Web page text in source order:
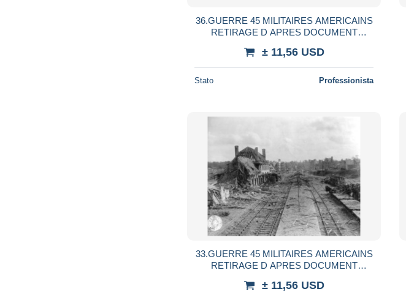
36.GUERRE 45 MILITAIRES AMERICAINS
RETIRAGE D APRES DOCUMENT
± 11,56 USD
Stato Professionista
33.GUERRE 45 MILITAIRES AMERICAINS
RETIRAGE D APRES DOCUMENT
± 11,56 USD